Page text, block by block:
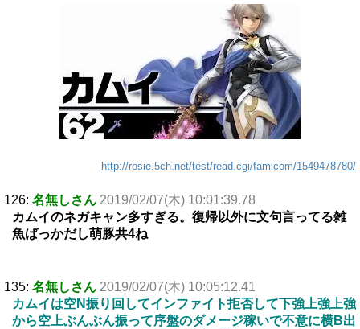
http://rosie.5ch.net/test/read.cgi/famicom/1549478780/
126: 名無しさん 2019/02/07(木) 10:01:39.78
カムイのネガキャン多すぎる。復帰以外に文句言ってる雑
魚ばっかだし萌豚共4ね
135: 名無しさん 2019/02/07(木) 10:05:12.41
カムイは空N振り回してインファイト拒否して下強上強上強
から空上ぶんぶん振って序盤のダメージ稼いで不意に横B出